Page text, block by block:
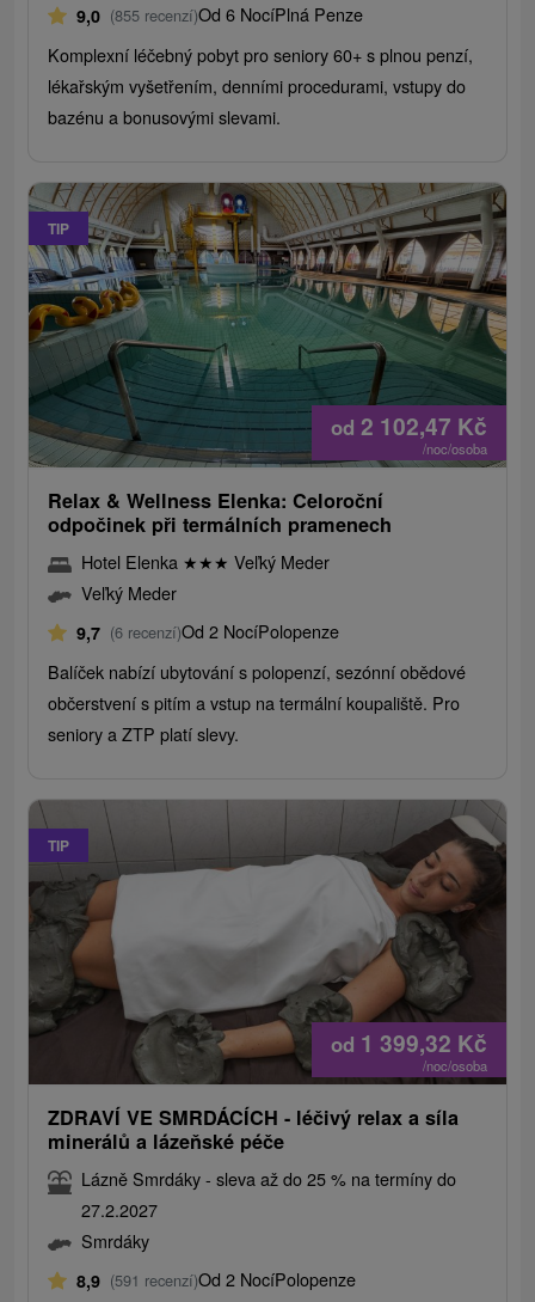
9,0 (855 recenzí)Od 6 NocíPlná Penze
Komplexní léčebný pobyt pro seniory 60+ s plnou penzí,
lékařským vyšetřením, denními procedurami, vstupy do
bazénu a bonusovými slevami.
TIP
od 2 102,47 Kč
/noc/osoba
Relax & Wellness Elenka: Celoroční
odpočinek při termálních pramenech
Hotel Elenka ★★★ Veľký Meder
Veľký Meder
9,7 (6 recenzí)Od 2 NocíPolopenze
Balíček nabízí ubytování s polopenzí, sezónní obědové
občerstvení s pitím a vstup na termální koupaliště. Pro
seniory a ZTP platí slevy.
TIP
od 1 399,32 Kč
/noc/osoba
ZDRAVÍ VE SMRDÁCÍCH - léčivý relax a síla
minerálů a lázeňské péče
Lázně Smrdáky - sleva až do 25 % na termíny do
27.2.2027
Smrdáky
8,9 (591 recenzí)Od 2 NocíPolopenze